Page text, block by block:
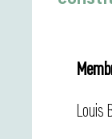
Louis